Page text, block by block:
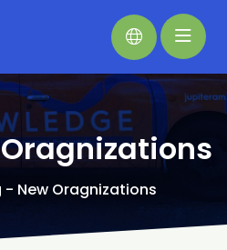
- New Oragnizations